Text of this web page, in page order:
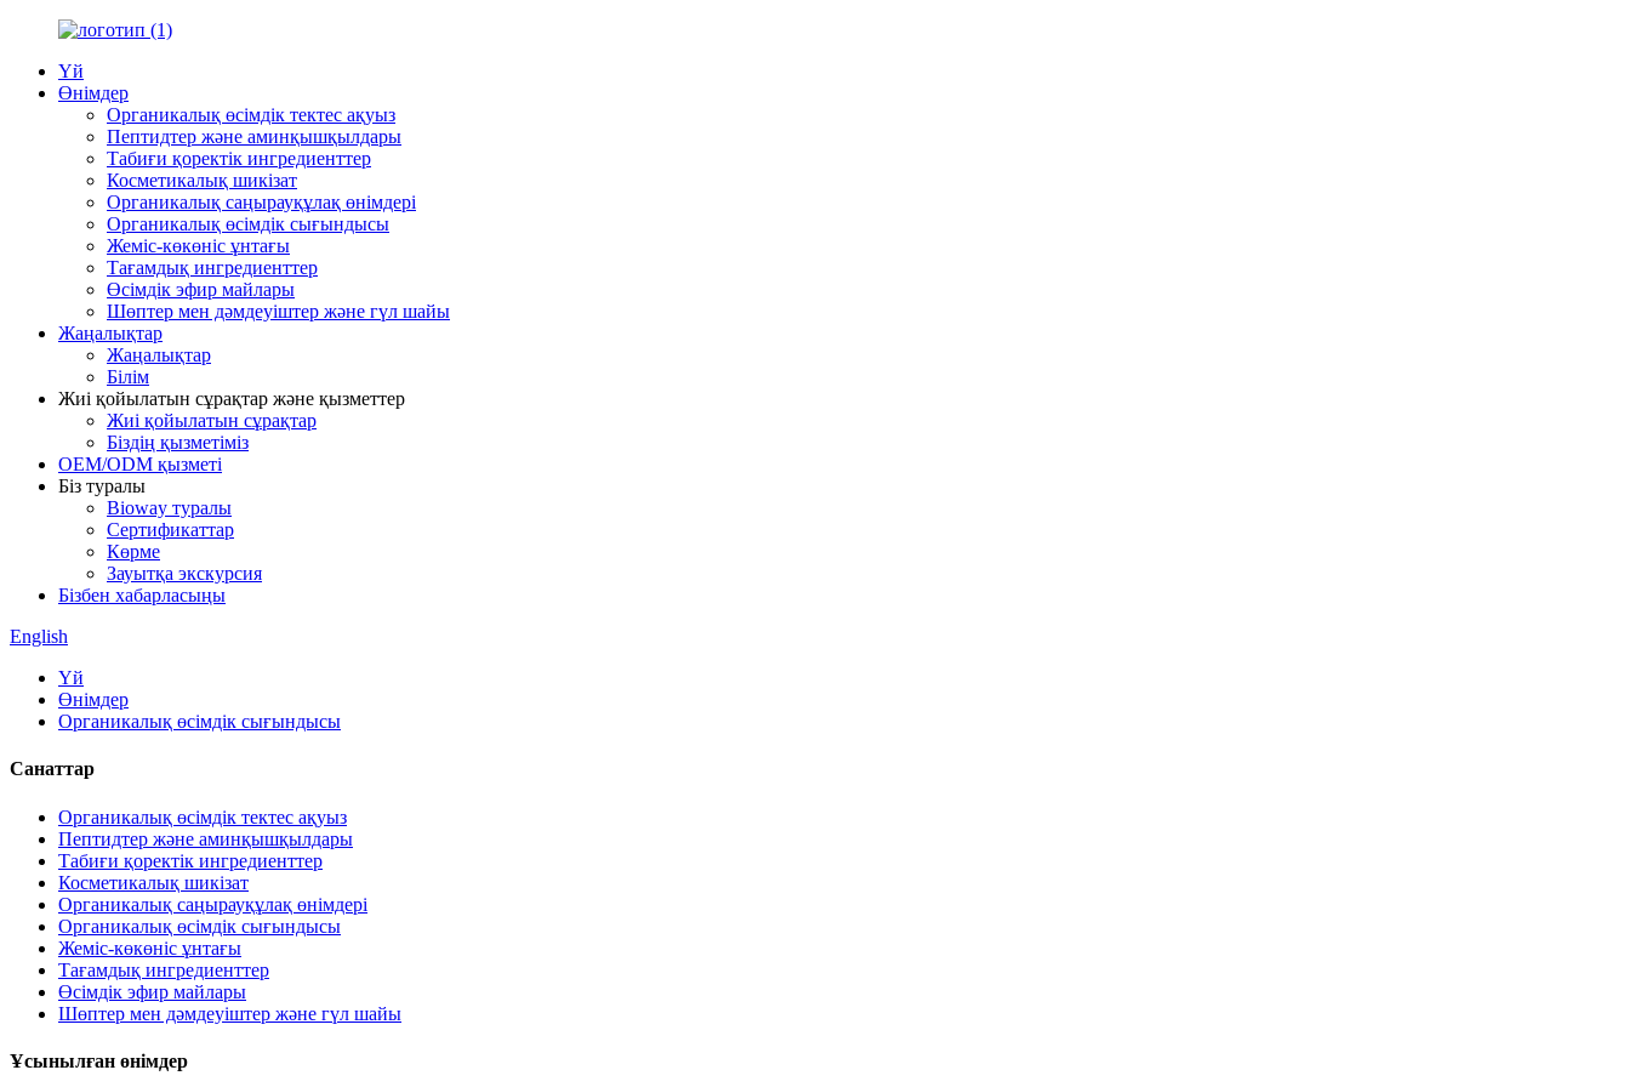
Үй
Өнімдер
Органикалық өсімдік тектес ақуыз
Пептидтер және аминқышқылдары
Табиғи қоректік ингредиенттер
Косметикалық шикізат
Органикалық саңырауқұлақ өнімдері
Органикалық өсімдік сығындысы
Жеміс-көкөніс ұнтағы
Тағамдық ингредиенттер
Өсімдік эфир майлары
Шөптер мен дәмдеуіштер және гүл шайы
Жаңалықтар
Жаңалықтар
Білім
Жиі қойылатын сұрақтар және қызметтер
Жиі қойылатын сұрақтар
Біздің қызметіміз
OEM/ODM қызметі
Біз туралы
Bioway туралы
Сертификаттар
Көрме
Зауытқа экскурсия
Бізбен хабарласыңы
English
Үй
Өнімдер
Органикалық өсімдік сығындысы
Санаттар
Органикалық өсімдік тектес ақуыз
Пептидтер және аминқышқылдары
Табиғи қоректік ингредиенттер
Косметикалық шикізат
Органикалық саңырауқұлақ өнімдері
Органикалық өсімдік сығындысы
Жеміс-көкөніс ұнтағы
Тағамдық ингредиенттер
Өсімдік эфир майлары
Шөптер мен дәмдеуіштер және гүл шайы
Ұсынылған өнімдер